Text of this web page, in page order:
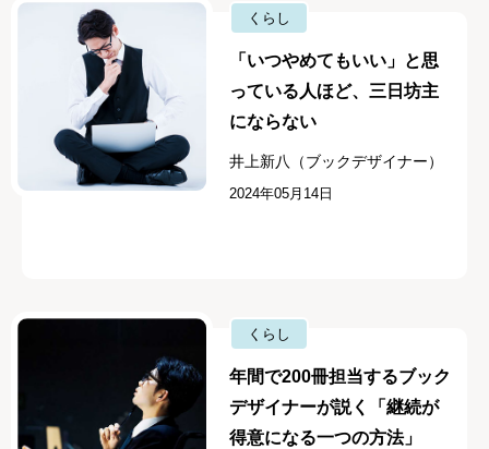
くらし
「いつやめてもいい」と思
っている人ほど、三日坊主
にならない
井上新八（ブックデザイナー）
2024年05月14日
くらし
年間で200冊担当するブック
デザイナーが説く「継続が
得意になる一つの方法」